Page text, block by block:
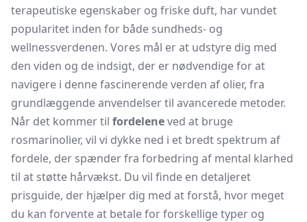
terapeutiske egenskaber og friske duft, har vundet
popularitet inden for både sundheds- og
wellnessverdenen. Vores mål er at udstyre dig med
den viden og de indsigt, der er nødvendige for at
navigere i denne fascinerende verden af olier, fra
grundlæggende anvendelser til avancerede metoder.
Når det kommer til fordeleneved at bruge
rosmarinolier, vil vi dykke ned i et bredt spektrum af
fordele, der spænder fra forbedring af mental klarhed
til at støtte hårvækst. Du vil finde en detaljeret
prisguide, der hjælper dig med at forstå, hvor meget
du kan forvente at betale for forskellige typer og